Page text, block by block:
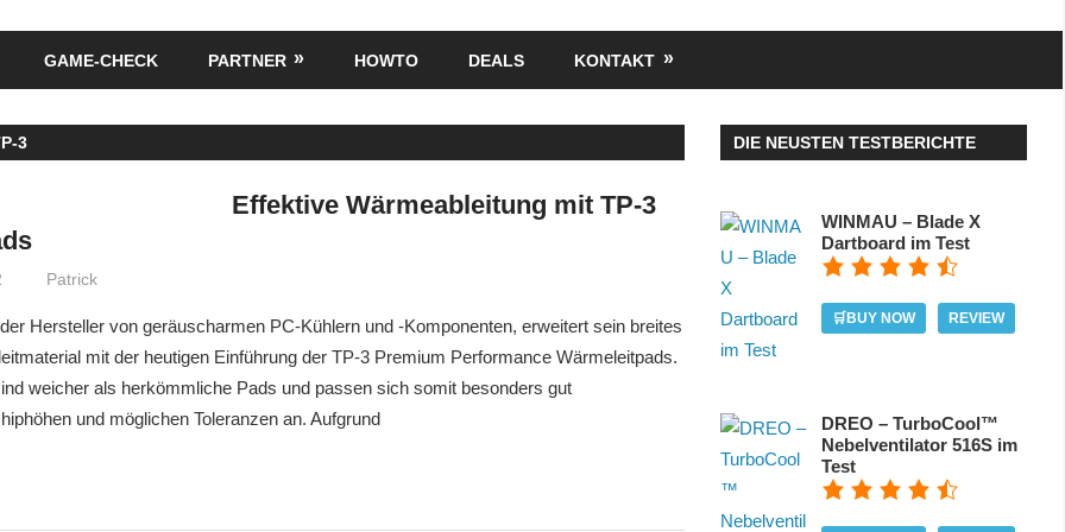
GAME-CHECK PARTNER HOWTO DEALS KONTAKT
3
Effektive Wärmeableitung mit TP-3
Patrick
Hersteller von geräuscharmen PC-Kühlern und -Komponenten, erweitert sein breites
mit der heutigen Einführung der TP-3 Premium Performance Wärmeleitpads.
weicher als herkömmliche Pads und passen sich somit besonders gut
und möglichen Toleranzen an. Aufgrund
DIE NEUSTEN TESTBERICHTE
WINMAU – Blade X
Dartboard im Test
🛒BUY NOW REVIEW
DREO – TurboCool™
Nebelventilator 516S im
Test